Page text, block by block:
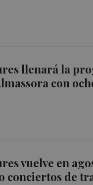
llenará la
con
vuelve en
conciertos de